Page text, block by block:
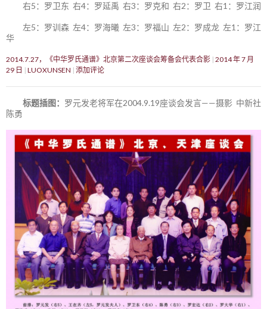
右5：罗卫东 右4：罗延禹 右3：罗克和 右2：罗卫 右1：罗江润
左5：罗训森 左4：罗海曦 左3：罗福山 左2：罗成龙 左1：罗江
华
2014.7.27，《中华罗氏通谱》北京第二次座谈会筹备会代表合影 2014 年 7 月
29 日
LUOXUNSEN 添加评论
标题插图： 罗元发老将军在2004.9.19座谈会发言——摄影 中新社
陈勇